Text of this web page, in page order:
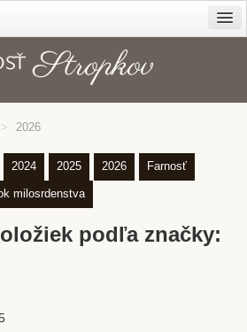
1816
> 2026
2024 2025 2026 Farnosť
milosrdenstva
podľa značky: